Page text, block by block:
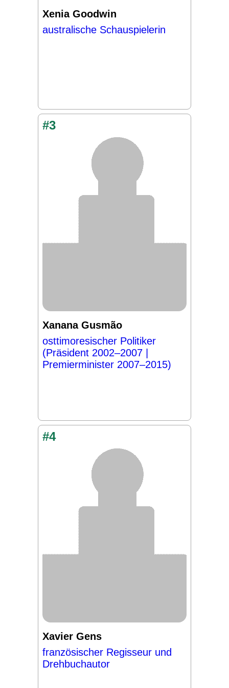
Xenia Goodwin
australische Schauspielerin
#3
Xanana Gusmão
osttimoresischer Politiker
(Präsident 2002–2007 |
Premierminister 2007–2015)
#4
Xavier Gens
französischer Regisseur und
Drehbuchautor